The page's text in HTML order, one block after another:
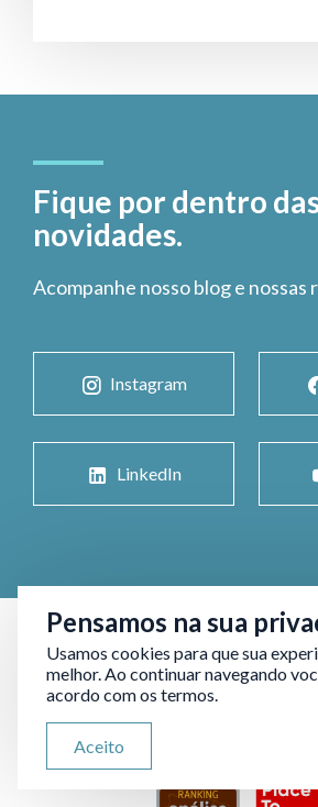
Fique por dentro
novidades.
Acompanhe nosso blog e nossas
Instagram
LinkedIn
Pensamos na sua
Usamos cookies para que sua
melhor. Ao continuar navegando
acordo com os termos.
Aceito